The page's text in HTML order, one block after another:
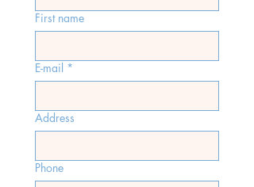
First name
E-mail *
Address
Phone